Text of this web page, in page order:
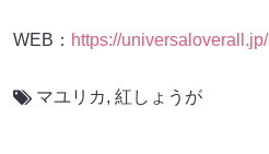
WEB： https://universaloverall.jp/
マユリカ, 紅しょうが